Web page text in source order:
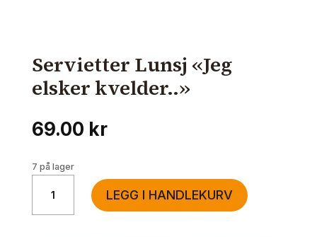
Servietter Lunsj «Jeg
elsker kvelder..»
69.00 kr
7 på lager
Lunsj
"Jeg
LEGG I HANDLEKURV